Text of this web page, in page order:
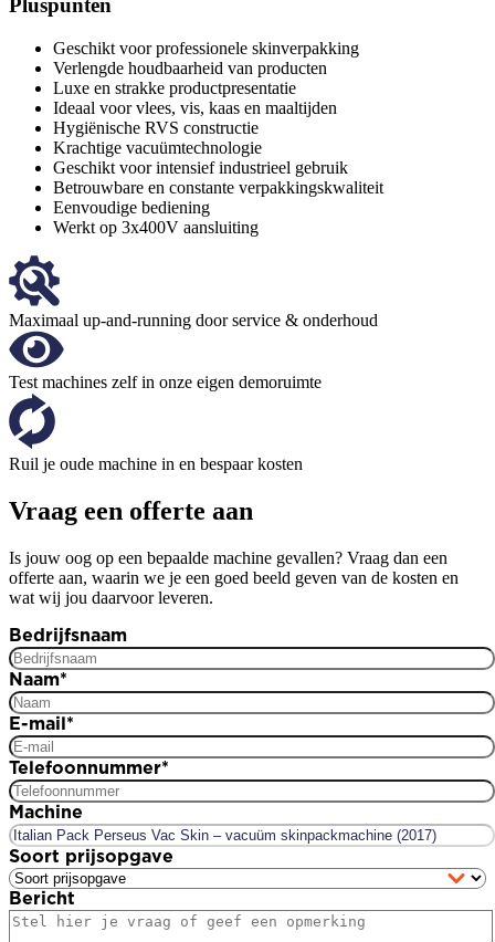
Pluspunten
Geschikt voor professionele skinverpakking
Verlengde houdbaarheid van producten
Luxe en strakke productpresentatie
Ideaal voor vlees, vis, kaas en maaltijden
Hygiënische RVS constructie
Krachtige vacuümtechnologie
Geschikt voor intensief industrieel gebruik
Betrouwbare en constante verpakkingskwaliteit
Eenvoudige bediening
Werkt op 3x400V aansluiting
Maximaal up-and-running door service & onderhoud
Test machines zelf in onze eigen demoruimte
Ruil je oude machine in en bespaar kosten
Vraag een offerte aan
Is jouw oog op een bepaalde machine gevallen? Vraag dan een
offerte aan, waarin we je een goed beeld geven van de kosten en
wat wij jou daarvoor leveren.
Bedrijfsnaam
Naam*
E-mail *
Telefoonnummer*
Machine
Soort prijsopgave
Bericht